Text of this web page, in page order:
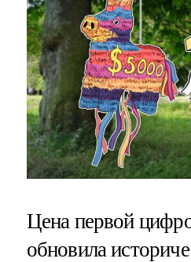
Цена первой
обновила